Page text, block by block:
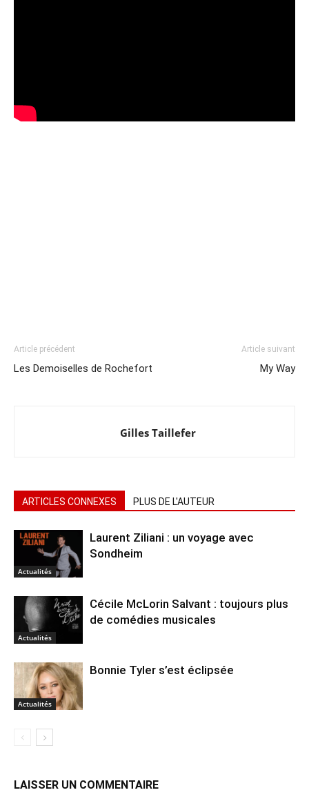
Article précédent
Les Demoiselles de Rochefort
Article suivant
My Way
Gilles Taillefer
ARTICLES CONNEXES PLUS DE L'AUTEUR
Actualités
Laurent Ziliani : un voyage avec
Sondheim
Actualités
Cécile McLorin Salvant : toujours plus
de comédies musicales
Actualités
Bonnie Tyler s’est éclipsée
LAISSER UN COMMENTAIRE